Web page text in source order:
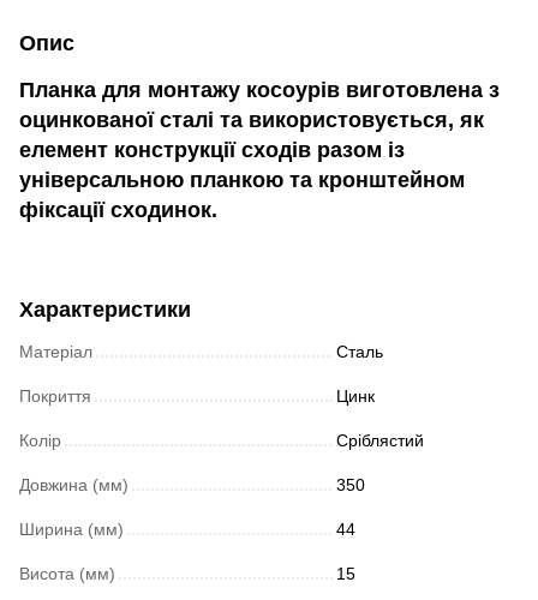
Опис
Планка для монтажу косоурів виготовлена з
оцинкованої сталі та використовується, як
елемент конструкції сходів разом із
універсальною планкою та кронштейном
фіксації сходинок.
Характеристики
Матеріал Сталь
Покриття Цинк
Колір Сріблястий
Довжина (мм) 350
Ширина (мм) 44
Висота (мм) 15